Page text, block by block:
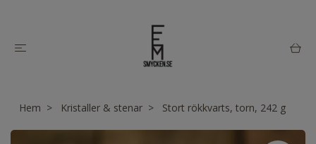
Hem Kristaller & stenar Stort rökkvarts, torn, 242 g